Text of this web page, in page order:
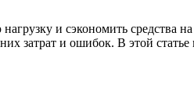
и сэкономить средства
затрат и ошибок. В этой